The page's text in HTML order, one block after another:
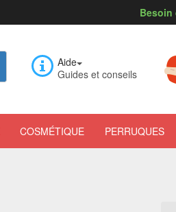
Besoin
Aide
Guides et conseils
COSMÉTIQUE PERRUQUES